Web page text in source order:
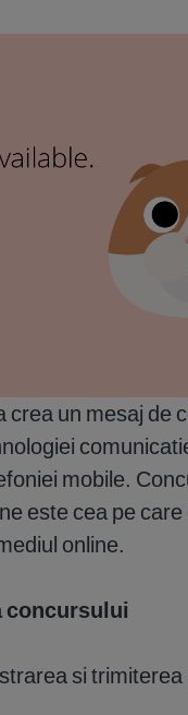
crea un mesaj de
mobile.
este cea pe
online.
concursului
si